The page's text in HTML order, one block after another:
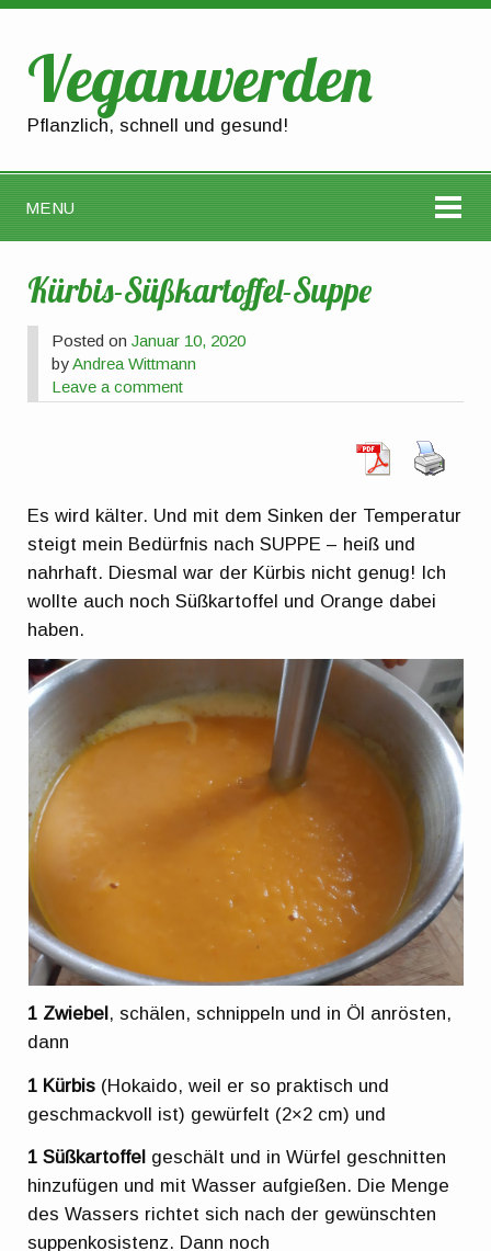
Veganwerden
Pflanzlich, schnell und gesund!
MENU
Kürbis-Süßkartoffel-Suppe
Posted onJanuar 10, 2020
byAndrea Wittmann
Leave a comment
Es wird kälter. Und mit dem Sinken der Temperatur
steigt mein Bedürfnis nach SUPPE – heiß und
nahrhaft. Diesmal war der Kürbis nicht genug! Ich
wollte auch noch Süßkartoffel und Orange dabei
haben.
1 Zwiebel , schälen, schnippeln und in Öl anrösten,
dann
1 Kürbis (Hokaido, weil er so praktisch und
geschmackvoll ist) gewürfelt (2×2 cm) und
1 Süßkartoffel geschält und in Würfel geschnitten
hinzufügen und mit Wasser aufgießen. Die Menge
des Wassers richtet sich nach der gewünschten
suppenkosistenz. Dann noch